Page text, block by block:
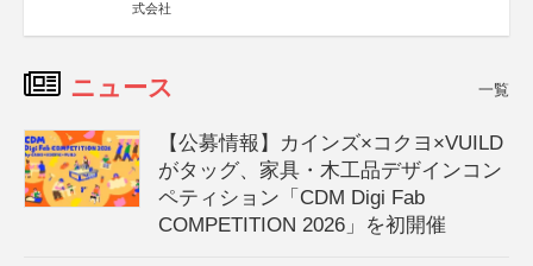
式会社
ニュース 一覧
【公募情報】カインズ×コクヨ×VUILD
がタッグ、家具・木工品デザインコン
ペティション「CDM Digi Fab
COMPETITION 2026」を初開催